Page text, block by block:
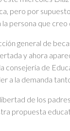
pero por
la persona que
general de
y ahora
consejería de
a la demanda
de los
propuesta